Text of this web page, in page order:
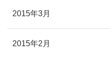
2015年3月
2015年2月